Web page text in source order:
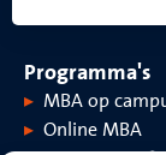
Programma's
MBA op
Online MBA